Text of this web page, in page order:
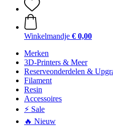
Winkelmandje € 0,00
Merken
3D-Printers & Meer
Reserveonderdelen &
Filament
Resin
Accessoires
⚡ Sale
🔥 Nieuw